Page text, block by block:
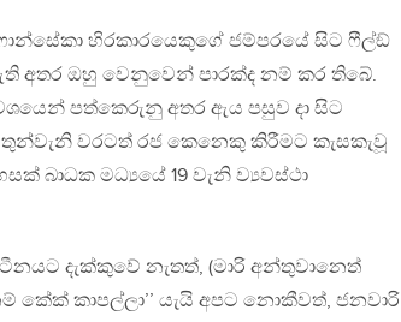
හිරකාරයෙකුගේ ජම්පරයේ සිට ෆීල්ඞ්
අතර ඔහු වෙනුවෙන් පාරක්ද නම් කර තිබේ.
පත්කෙරුනු අතර ඇය පසුව දා සිට
තුන්වැනි වරටත් රජ කෙනෙකු කිරීමට කැසකැවූ
බාධක මධ්‍යයේ 19 වැනි ව්‍යවස්ථා
දැක්කුවේ නැතත්, (මාරි අන්තුවානෙත්
කේක් කාපල්ලා’’ යැයි අපට නොකීවත්, ජනවාරි